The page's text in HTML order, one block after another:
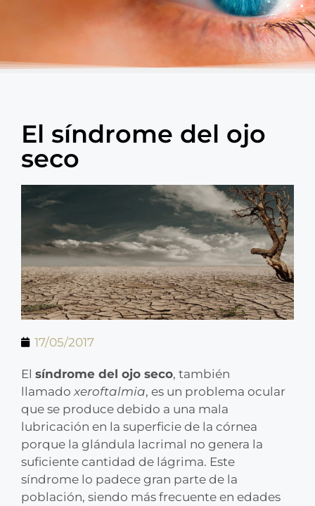
El síndrome del ojo
seco
17/05/2017
El síndrome del ojo seco, también
llamado xeroftalmia, es un problema ocular
que se produce debido a una mala
lubricación en la superficie de la córnea
porque la glándula lacrimal no genera la
suficiente cantidad de lágrima. Este
síndrome lo padece gran parte de la
población, siendo más frecuente en edades